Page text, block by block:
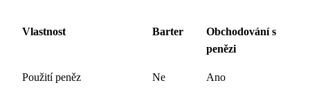
Vlastnost Barter
Obchodování s
penězi
Použití peněz Ne Ano